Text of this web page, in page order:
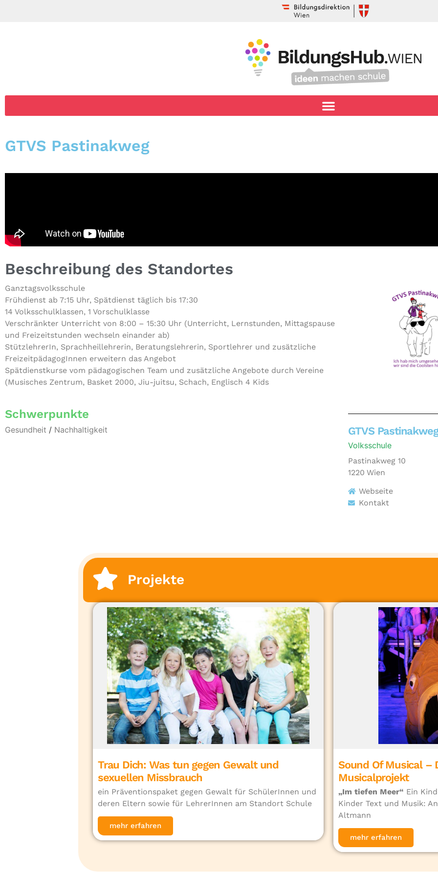
GTVS Pastinakweg
Beschreibung des Standortes
Ganz­tags­volks­schu­le
Früh­dienst ab 7:15 Uhr, Spät­dienst täglich bis 17:30
14 Volks­schul­klas­sen, 1 Vorschulklasse
Ver­schränk­ter Unter­richt von 8:00 – 15:30 Uhr (Unter­richt, Lern­stun­den, Mit­tags­pau­se
und Frei­zeit­stun­den wechseln einander ab)
Stütz­leh­re­rIn, Sprach­heil­leh­re­rin, Bera­tungs­leh­re­rin, Sport­leh­rer und zusätz­li­che
Frei­zeit­päd­ago­gIn­nen erweitern das Angebot
Spät­dienst­kur­se vom päd­ago­gi­schen Team und zusätz­li­che Angebote durch Vereine
(Musisches Zentrum, Basket 2000, Jiu-juitsu, Schach, Englisch 4 Kids
Schwerpunkte
Gesundheit / Nachhaltigkeit GTVS Pastinakweg
Volksschule
Pastinakweg 10
1220 Wien
Webseite
Kontakt
Projekte
Trau Dich: Was tun gegen Gewalt und
sexuellen Missbrauch
ein Präventionspaket gegen Gewalt für SchülerInnen und
deren Eltern sowie für LehrerInnen am Standort Schule
mehr erfahren
Sound Of Musical –
Musicalprojekt
„Im tiefen Meer“ Ein
Kinder Text und Musik:
Altmann
mehr erfahren